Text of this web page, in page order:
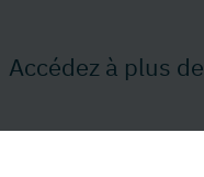
Accédez à plus de